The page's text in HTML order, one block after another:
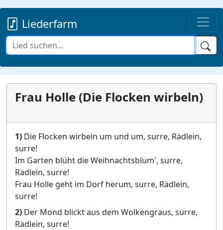
Liederfarm
Frau Holle (Die Flocken wirbeln)
1) Die Flocken wirbeln um und um, surre, Rädlein,
surre!
Im Garten blüht die Weihnachtsblum', surre,
Rädlein, surre!
Frau Holle geht im Dorf herum, surre, Rädlein,
surre!
2) Der Mond blickt aus dem Wolkengraus, surre,
Rädlein, surre!